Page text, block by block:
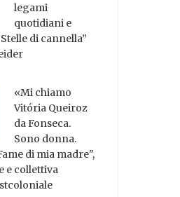
legami
quotidiani e
di cannella”
«Mi chiamo
Vitória Queiroz
da Fonseca.
Sono donna.
di mia madre",
e collettiva